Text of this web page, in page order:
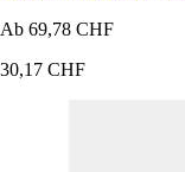
Ab 69,78 CHF
30,17 CHF